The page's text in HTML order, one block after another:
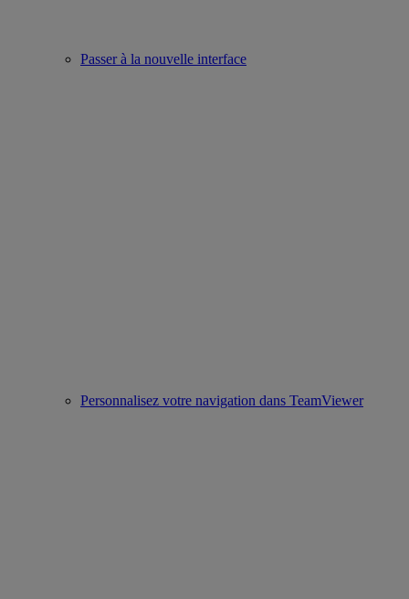
Passer à la nouvelle interface
Personnalisez votre navigation dans TeamViewer